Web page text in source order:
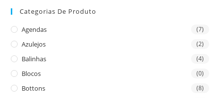
Categorias De Produto
Agendas (7)
Azulejos (2)
Balinhas (4)
Blocos (0)
Bottons (8)